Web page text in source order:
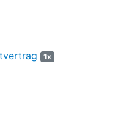
1x